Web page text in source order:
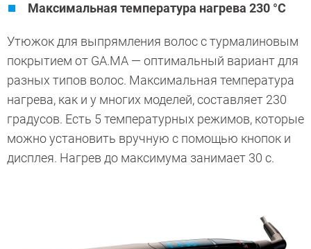
Максимальная температура нагрева 230 °C
Утюжок для выпрямления волос с турмалиновым
покрытием от GA.MA — оптимальный вариант для
разных типов волос. Максимальная температура
нагрева, как и у многих моделей, составляет 230
градусов. Есть 5 температурных режимов, которые
можно установить вручную с помощью кнопок и
дисплея. Нагрев до максимума занимает 30 с.